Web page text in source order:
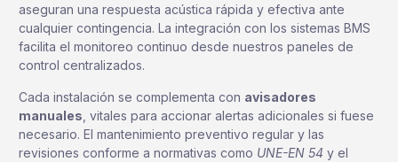
aseguran una respuesta acústica rápida y efectiva ante
cualquier contingencia. La integración con los sistemas BMS
facilita el monitoreo continuo desde nuestros paneles de
control centralizados.
Cada instalación se complementa con avisadores
manuales , vitales para accionar alertas adicionales si fuese
necesario. El mantenimiento preventivo regular y las
revisiones conforme a normativas como UNE-EN 54 y el